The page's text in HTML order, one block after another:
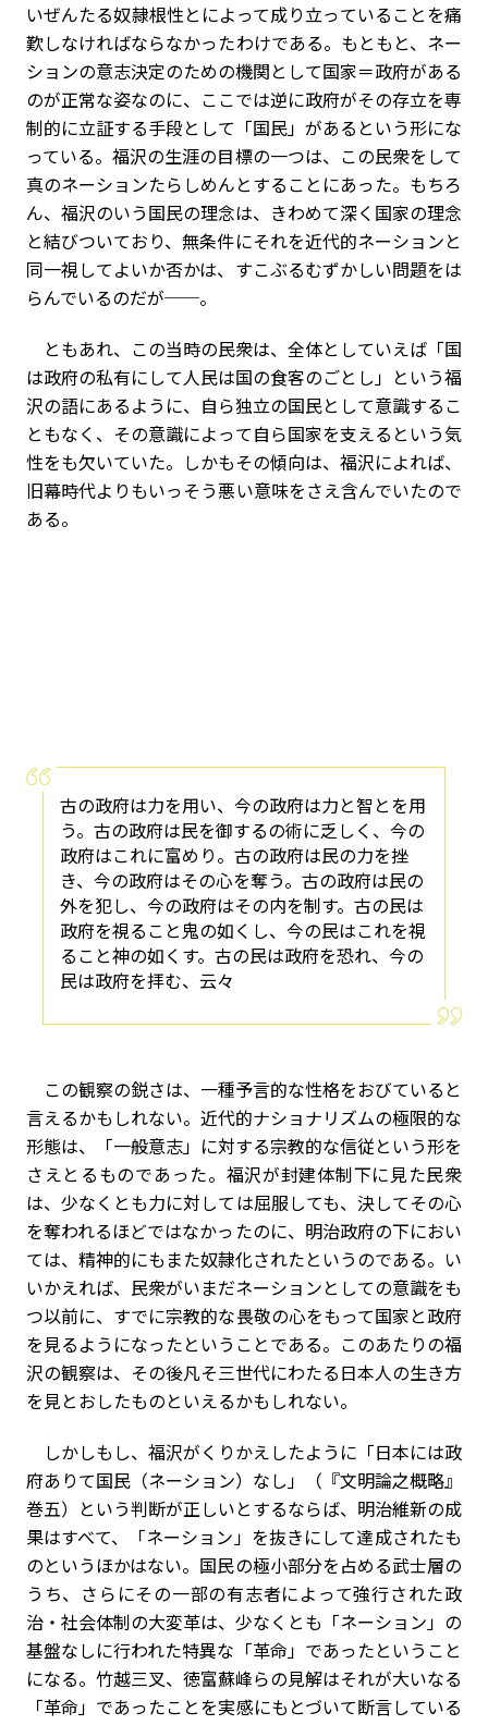
いぜんたる奴隷根性とによって成り立っていることを痛
歎しなければならなかったわけである。もともと、ネー
ションの意志決定のための機関として国家＝政府がある
のが正常な姿なのに、ここでは逆に政府がその存立を専
制的に立証する手段として「国民」があるという形にな
っている。福沢の生涯の目標の一つは、この民衆をして
真のネーションたらしめんとすることにあった。もちろ
ん、福沢のいう国民の理念は、きわめて深く国家の理念
と結びついており、無条件にそれを近代的ネーションと
同一視してよいか否かは、すこぶるむずかしい問題をは
らんでいるのだが──。
ともあれ、この当時の民衆は、全体としていえば「国
は政府の私有にして人民は国の食客のごとし」という福
沢の語にあるように、自ら独立の国民として意識するこ
ともなく、その意識によって自ら国家を支えるという気
性をも欠いていた。しかもその傾向は、福沢によれば、
旧幕時代よりもいっそう悪い意味をさえ含んでいたので
ある。
古の政府は力を用い、今の政府は力と智とを用
う。古の政府は民を御するの術に乏しく、今の
政府はこれに富めり。古の政府は民の力を挫
き、今の政府はその心を奪う。古の政府は民の
外を犯し、今の政府はその内を制す。古の民は
政府を視ること鬼の如くし、今の民はこれを視
ること神の如くす。古の民は政府を恐れ、今の
民は政府を拝む、云々
この観察の鋭さは、一種予言的な性格をおびていると
言えるかもしれない。近代的ナショナリズムの極限的な
形態は、「一般意志」に対する宗教的な信従という形を
さえとるものであった。福沢が封建体制下に見た民衆
は、少なくとも力に対しては屈服しても、決してその心
を奪われるほどではなかったのに、明治政府の下におい
ては、精神的にもまた奴隷化されたというのである。い
いかえれば、民衆がいまだネーションとしての意識をも
つ以前に、すでに宗教的な畏敬の心をもって国家と政府
を見るようになったということである。このあたりの福
沢の観察は、その後凡そ三世代にわたる日本人の生き方
を見とおしたものといえるかもしれない。
しかしもし、福沢がくりかえしたように「日本には政
府ありて国民（ネーション）なし」（『文明論之概略』
巻五）という判断が正しいとするならば、明治維新の成
果はすべて、「ネーション」を抜きにして達成されたも
のというほかはない。国民の極小部分を占める武士層の
うち、さらにその一部の有志者によって強行された政
治・社会体制の大変革は、少なくとも「ネーション」の
基盤なしに行われた特異な「革命」であったということ
になる。竹越三叉、徳富蘇峰らの見解はそれが大いなる
「革命」であったことを実感にもとづいて断言している